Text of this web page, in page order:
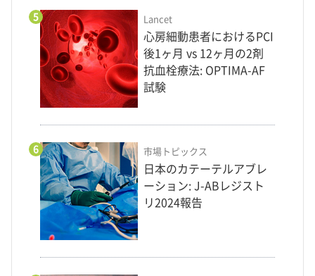
5 Lancet
心房細動患者におけるPCI
後1ヶ月 vs 12ヶ月の2剤
抗血栓療法: OPTIMA-AF
試験
6 市場トピックス
日本のカテーテルアブレ
ーション: J-ABレジスト
リ2024報告